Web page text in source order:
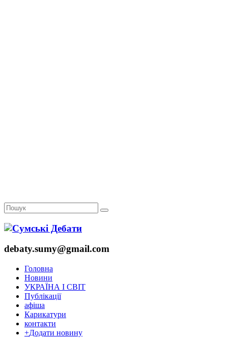
debaty.sumy@gmail.com
Головна
Новини
УКРАЇНА І СВІТ
Публікації
афіша
Карикатури
контакти
+Додати новину